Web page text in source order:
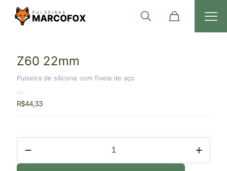
Z60 22mm
Pulseira de silicone com fivela de aço
R$44,33